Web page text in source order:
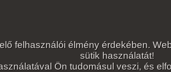
felhasználói élmény érdekében.
sütik használatát!
Ön tudomásul veszi, és